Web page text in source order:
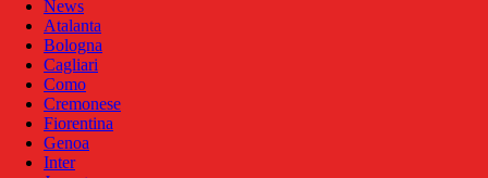
News
Atalanta
Bologna
Cagliari
Como
Cremonese
Fiorentina
Genoa
Inter